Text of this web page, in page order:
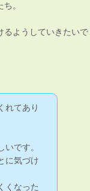
。
るようしていきたいで
れてあり
です。
に気づけ
くなった